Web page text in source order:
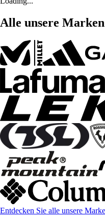
Alle unsere Marken
Entdecken Sie alle unsere